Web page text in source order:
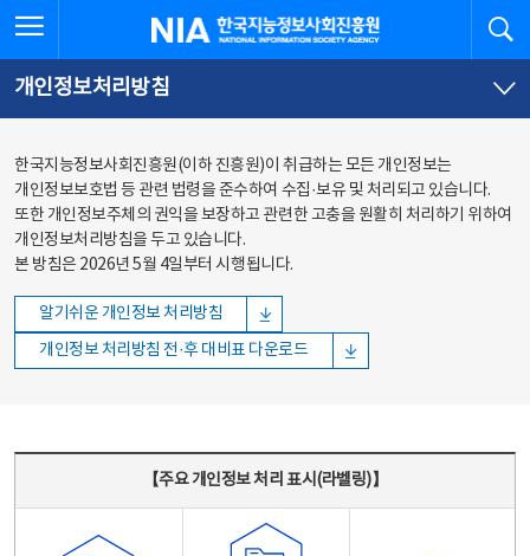
바로가기
바로가기
한국지능정보사회진흥원
개인정보처리방침
한국지능정보사회진흥원(이하 진흥원)이 취급하는 모든 개인정보는
개인정보보호법 등 관련 법령을 준수하여 수집·보유 및 처리되고 있습니다.
또한 개인정보주체의 권익을 보장하고 관련한 고충을 원활히 처리하기 위하여
개인정보처리방침을 두고 있습니다.
본 방침은 2026년 5월 4일부터 시행됩니다.
알기쉬운 개인정보 처리방침
개인정보 처리방침 전·후 대비표 다운로드
【주요 개인정보 처리 표시(라벨링)】